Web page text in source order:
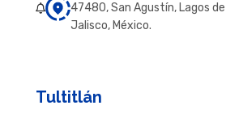
47480, San Agustín, Lagos de
Jalisco, México.
Tultitlán